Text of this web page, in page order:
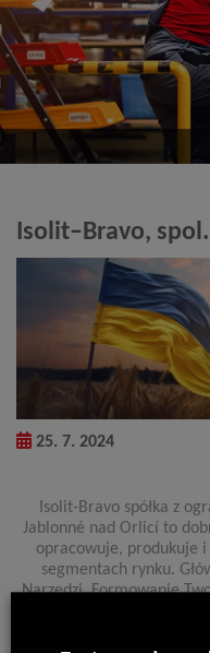
Isolit–Bravo,
25. 7. 2024
Isolit-Bravo spółka z
Jablonné nad Orlicí to
opracowuje, produkuje
segmentach rynku.
Narzędzi, Formowanie